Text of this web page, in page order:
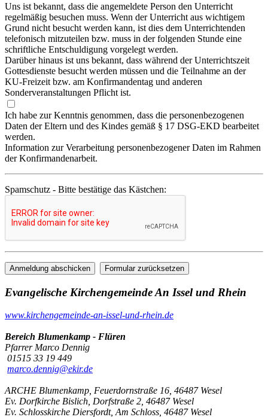
Uns ist bekannt, dass die angemeldete Person den Unterricht
regelmäßig besuchen muss. Wenn der Unterricht aus wichtigem
Grund nicht besucht werden kann, ist dies dem Unterrichtenden
telefonisch mitzuteilen bzw. muss in der folgenden Stunde eine
schriftliche Entschuldigung vorgelegt werden.
Darüber hinaus ist uns bekannt, dass während der Unterrichtszeit
Gottesdienste besucht werden müssen und die Teilnahme an der
KU-Freizeit bzw. am Konfirmandentag und anderen
Sonderveranstaltungen Pflicht ist.
Ich habe zur Kenntnis genommen, dass die personenbezogenen
Daten der Eltern und des Kindes gemäß § 17 DSG-EKD bearbeitet
werden.
Information zur Verarbeitung personenbezogener Daten im Rahmen
der Konfirmandenarbeit.
Spamschutz - Bitte bestätige das Kästchen:
Evangelische Kirchengemeinde An Issel und Rhein
www.kirchengemeinde-an-issel-und-rhein.de
Bereich Blumenkamp - Flüren
Pfarrer Marco Dennig
01515 33 19 449
marco.dennig@ekir.de
ARCHE Blumenkamp, Feuerdornstraße 16, 46487 Wesel
Ev. Dorfkirche Bislich, Dorfstraße 2, 46487 Wesel
Ev. Schlosskirche Diersfordt, Am Schloss, 46487 Wesel